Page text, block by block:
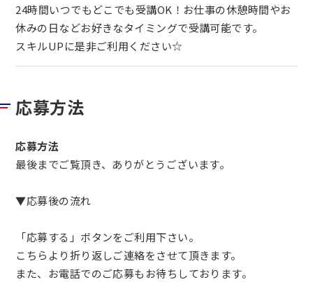
24時間いつでもどこでも受講OK！お仕事の休憩時間やお
休みの日などお好きなタイミングで受講可能です。
スキルUPに是非ご利用ください☆
応募方法
応募方法
最後までご覧頂き、ありがとうございます。
▼応募後の流れ
「応募する」ボタンをご利用下さい。
こちらより折り返しご連絡をさせて頂きます。
また、お電話でのご応募もお待ちしております。